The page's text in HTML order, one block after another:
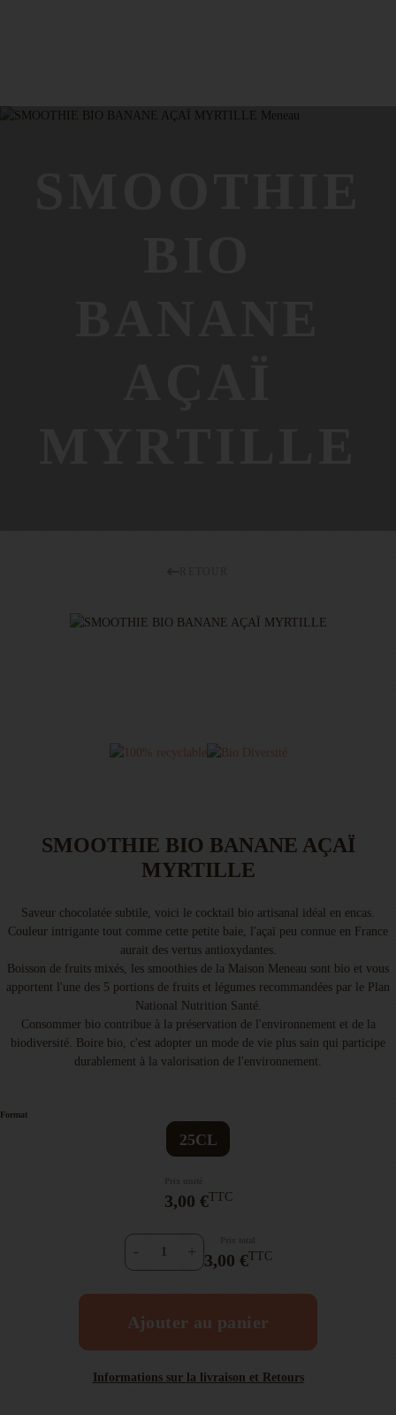
SMOOTHIE BIO BANANE AÇAÏ
MYRTILLE
Saveur chocolatée subtile, voici le cocktail bio artisanal idéal en encas.
Couleur intrigante tout comme cette petite baie, l'açaï peu connue en France
aurait des vertus antioxydantes.
Boisson de fruits mixés, les smoothies de la Maison Meneau sont bio et vous
apportent l'une des 5 portions de fruits et légumes recommandées par le Plan
National Nutrition Santé.
Consommer bio contribue à la préservation de l'environnement et de la
biodiversité. Boire bio, c'est adopter un mode de vie plus sain qui participe
durablement à la valorisation de l'environnement.
Format
25CL
3,00 €TTC
- + 3,00 €TTC
Ajouter au panier
Informations sur la livraison et Retours